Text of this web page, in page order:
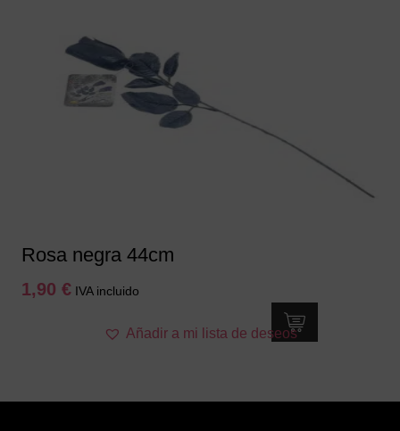
Rosa negra 44cm
1,90 € IVA incluido
Añadir a mi lista de deseos